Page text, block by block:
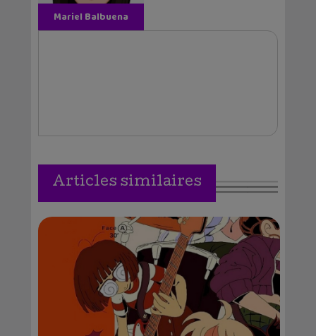
Mariel Balbuena
Articles similaires